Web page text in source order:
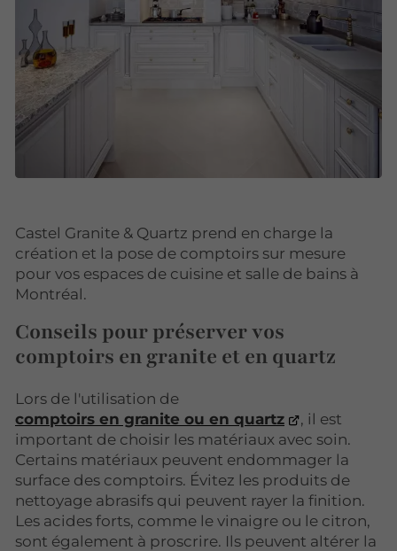
Castel Granite & Quartz prend en charge la
création et la pose de comptoirs sur mesure
pour vos espaces de cuisine et salle de bains à
Montréal.
Conseils pour préserver vos
comptoirs en granite et en quartz
Lors de l'utilisation de
comptoirs en granite ou en quartz
, il est
important de choisir les matériaux avec soin.
Certains matériaux peuvent endommager la
surface des comptoirs. Évitez les produits de
nettoyage abrasifs qui peuvent rayer la finition.
Les acides forts, comme le vinaigre ou le citron,
sont également à proscrire. Ils peuvent altérer la